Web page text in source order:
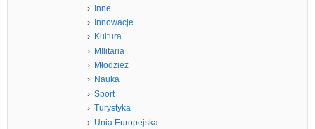
Inne
Innowacje
Kultura
MIlitaria
Młodzież
Nauka
Sport
Turystyka
Unia Europejska